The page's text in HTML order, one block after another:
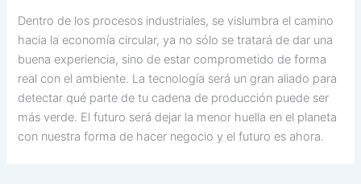
Dentro de los procesos industriales, se vislumbra el camino
hacia la economía circular, ya no sólo se tratará de dar una
buena experiencia, sino de estar comprometido de forma
real con el ambiente. La tecnología será un gran aliado para
detectar qué parte de tu cadena de producción puede ser
más verde. El futuro será dejar la menor huella en el planeta
con nuestra forma de hacer negocio y el futuro es ahora.